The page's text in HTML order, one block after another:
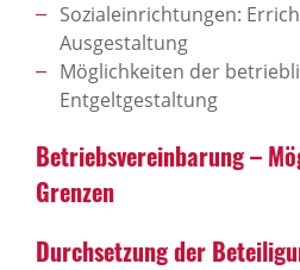
Sozialeinrichtungen:
Ausgestaltung
Möglichkeiten der
Entgeltgestaltung
Betriebs­ver­ein­ba­rung –
Grenzen
Durch­set­zung der